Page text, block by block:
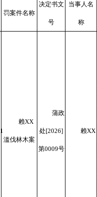
罚案件名称
决定书文
号
当事人名
称
1
赖XX
滥伐林木案
蒲政
处[2026]
第0009号
赖XX